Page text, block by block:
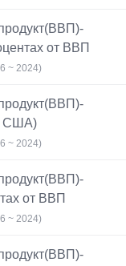
от ВВП
~ 2024)
США)
~ 2024)
от ВВП
~ 2024)